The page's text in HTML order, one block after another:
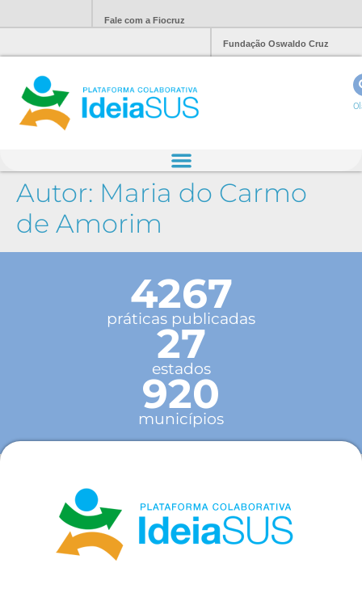
Fale com a Fiocruz
Fundação Oswaldo Cruz
Autor: Maria do Carmo
de Amorim
4267
práticas publicadas
27
estados
920
municípios